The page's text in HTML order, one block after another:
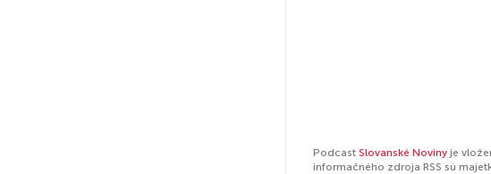
Podcast Slovanské Noviny je
informačného zdroja RSS sú